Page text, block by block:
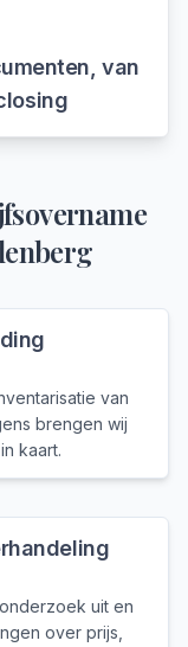
van
van
brengen wij
kaart.
uit en
over prijs,